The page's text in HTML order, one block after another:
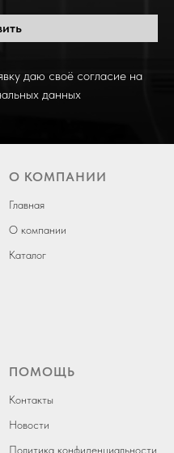
даю своё согласие на
данных
О КОМПАНИИ
Главная
О компании
Каталог
ПОМОЩЬ
Контакты
Новости
Политика конфиденциальности